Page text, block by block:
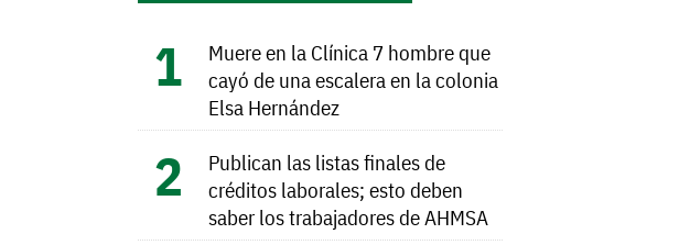
Muere en la Clínica 7 hombre que
cayó de una escalera en la colonia
Elsa Hernández
Publican las listas finales de
créditos laborales; esto deben
saber los trabajadores de AHMSA